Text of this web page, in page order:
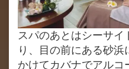
スパのあとはシーサ
り、目の前にある砂
かけてカバナでアルコ